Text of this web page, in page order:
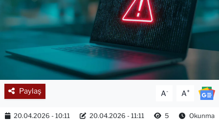
Paylaş A- A+
20.04.2026 - 10:11 20.04.2026 - 11:11 5
Okunma